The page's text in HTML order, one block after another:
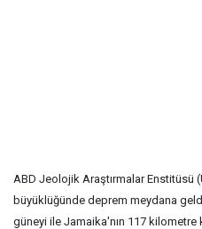
ABD Jeolojik Araştırmalar Enstitüsü
büyüklüğünde deprem meydana
güneyi ile Jamaika'nın 117 kilometre